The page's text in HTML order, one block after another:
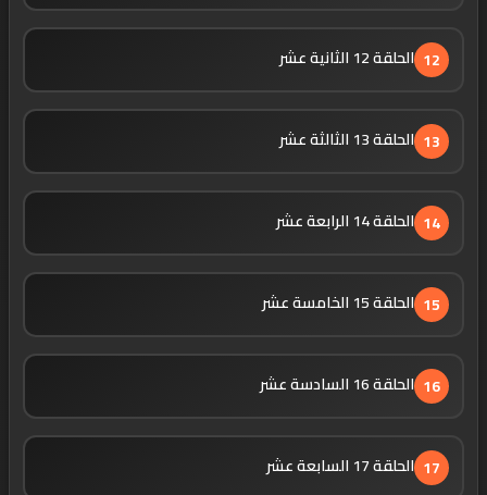
12 الحلقة 12 الثانية عشر
13 الحلقة 13 الثالثة عشر
14 الحلقة 14 الرابعة عشر
15 الحلقة 15 الخامسة عشر
16 الحلقة 16 السادسة عشر
17 الحلقة 17 السابعة عشر